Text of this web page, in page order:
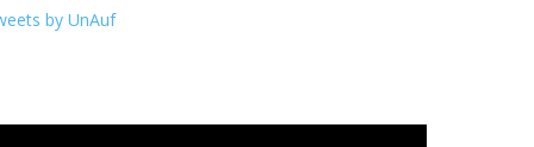
by UnAuf